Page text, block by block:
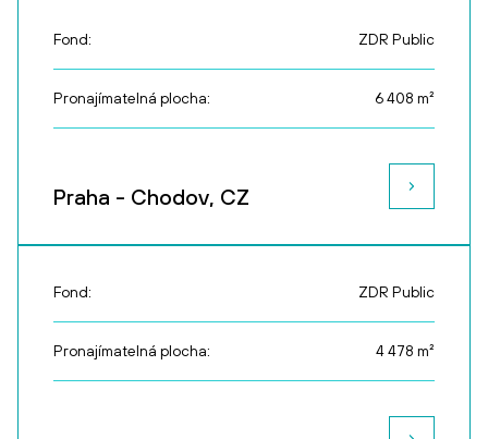
Fond: ZDR Public
Pronajímatelná plocha: 6 408 m²
Praha - Chodov, CZ
Fond: ZDR Public
Pronajímatelná plocha: 4 478 m²